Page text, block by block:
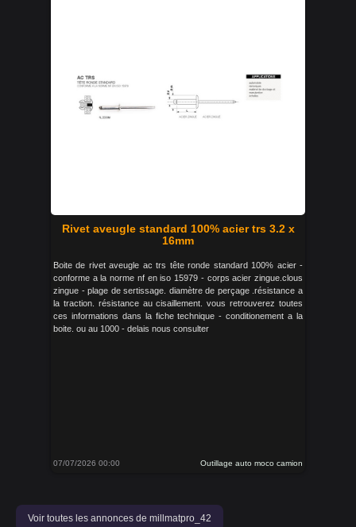
Rivet aveugle standard 100% acier trs 3.2 x
16mm
Boite de rivet aveugle ac trs tête ronde standard 100% acier -
conforme a la norme nf en iso 15979 - corps acier zingue.clous
zingue - plage de sertissage. diamètre de perçage .résistance a
la traction. résistance au cisaillement. vous retrouverez toutes
ces informations dans la fiche technique - conditionement a la
boite. ou au 1000 - delais nous consulter
07/07/2026 00:00 Outillage auto moco camion
Voir toutes les annonces de millmatpro_42